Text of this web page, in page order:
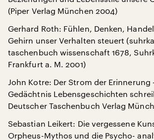
(Piper Verlag München 2004)
Gerhard Roth: Fühlen, Denken,
Gehirn unser Verhalten steuert
taschenbuch wissenschaft 1678,
Frankfurt a. M. 2001)
John Kotre: Der Strom der Erinnerung
Gedächtnis Lebensgeschichten
Deutscher Taschenbuch Verlag
Sebastian Leikert: Die vergessene
Orpheus-Mythos und die Psycho-